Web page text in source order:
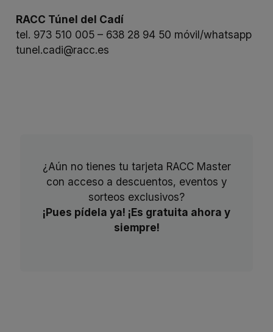
RACC Túnel del Cadí
tel. 973 510 005 – 638 28 94 50 móvil/whatsapp
tunel.cadi@racc.es
¿Aún no tienes tu tarjeta RACC Master
con acceso a descuentos, eventos y
sorteos exclusivos?
¡Pues pídela ya! ¡Es gratuita ahora y
siempre!